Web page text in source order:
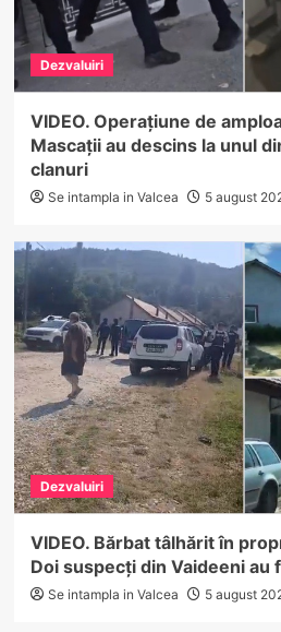
Dezvaluiri
VIDEO. Operațiune de
Mascații au descins la unul
clanuri
Se intampla in Valcea 5 august
Dezvaluiri
VIDEO. Bărbat tâlhărit în
Doi suspecți din Vaideeni au
Se intampla in Valcea 5 august